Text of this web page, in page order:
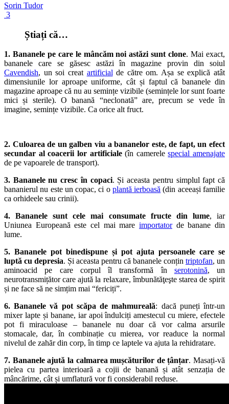
Sorin Tudor
3
Știați că…
1. Bananele pe care le mâncăm noi astăzi sunt clone. Mai exact,
bananele care se găsesc astăzi în magazine provin din soiul
Cavendish, un soi creat artificial de către om. Așa se explică atât
dimensiunile lor aproape uniforme, cât și faptul că bananele din
magazine aproape că nu au semințe vizibile (semințele lor sunt foarte
mici și sterile). O banană “neclonată” are, precum se vede în
imagine, semințe vizibile. Ca orice alt fruct.
2. Culoarea de un galben viu a bananelor este, de fapt, un efect
secundar al coacerii lor artificiale(în camerelespecial amenajate
de pe vapoarele de transport).
3. Bananele nu cresc în copaci. Și aceasta pentru simplul fapt că
bananierul nu este un copac, ci o plantă ierboasă (din aceeași familie
ca orhideele sau crinii).
4. Bananele sunt cele mai consumate fructe din lume, iar
Uniunea Europeană este cel mai mare importatorde banane din
lume.
5. Bananele pot binedispune și pot ajuta persoanele care se
luptă cu depresia. Și aceasta pentru că bananele conțin triptofan, un
aminoacid pe care corpul îl transformă în serotonină, un
neurotransmițător care ajută la relaxare, îmbunătăţeşte starea de spirit
și ne face să ne simțim mai “fericiți”.
6. Bananele vă pot scăpa de mahmureală: dacă puneți într-un
mixer lapte și banane, iar apoi îndulciți amestecul cu miere, efectele
pot fi miraculoase – bananele nu doar că vor calma arsurile
stomacale, dar, în combinație cu mierea, vor readuce la normal
nivelul de zahăr din corp, în timp ce laptele va ajuta la rehidratare.
7. Bananele ajută la calmarea mușcăturilor de țânțar. Masați-vă
pielea cu partea interioară a cojii de banană și atât senzația de
mâncărime, cât și umflatură vor fi considerabil reduse.